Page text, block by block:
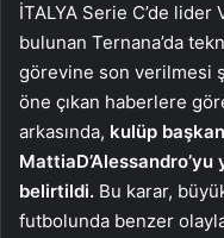
İTALYA Serie C’de lider
bulunan Ternana’da
görevine son verilmesi
öne çıkan haberlere
arkasında, kulüp
Mattia
belirtildi. Bu karar,
futbolunda benzer